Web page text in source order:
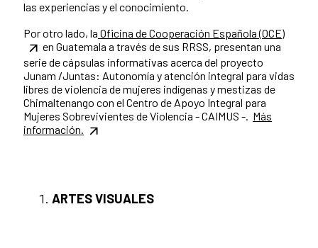
las experiencias y el conocimiento.
Por otro lado, la Oficina de Cooperación Española (OCE)
en Guatemala a través de sus RRSS, presentan una
serie de cápsulas informativas acerca del proyecto
Junam /Juntas: Autonomía y atención integral para vidas
libres de violencia de mujeres indígenas y mestizas de
Chimaltenango con el Centro de Apoyo Integral para
Mujeres Sobrevivientes de Violencia - CAIMUS -. Más
información.
ARTES VISUALES